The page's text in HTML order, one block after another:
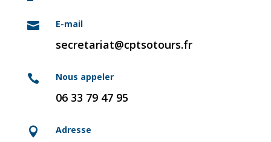
 E-mail
secretariat@cptsotours.fr
 Nous appeler
06 33 79 47 95
 Adresse